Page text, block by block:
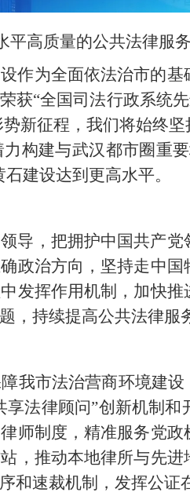
平高质量的公共法律服
作为全面依法治市的
“全国司法行政系统
新征程，我们将始终
构建与武汉都市圈重
建设达到更高水平。
导，把拥护中国共产
政治方向，坚持走中
发挥作用机制，加快
，持续提高公共法律服
我市法治营商环境建
法律顾问”创新机制
师制度，精准服务党
，推动本地律所与先
速裁机制，发挥公证